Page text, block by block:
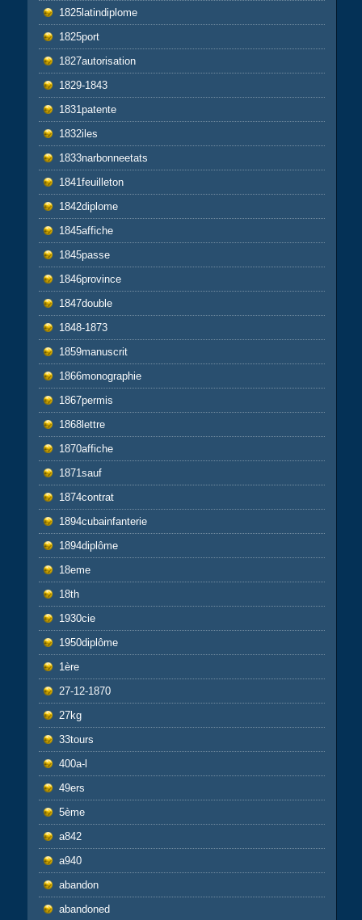
1825latindiplome
1825port
1827autorisation
1829-1843
1831patente
1832iles
1833narbonneetats
1841feuilleton
1842diplome
1845affiche
1845passe
1846province
1847double
1848-1873
1859manuscrit
1866monographie
1867permis
1868lettre
1870affiche
1871sauf
1874contrat
1894cubainfanterie
1894diplôme
18eme
18th
1930cie
1950diplôme
1ère
27-12-1870
27kg
33tours
400a-l
49ers
5ème
a842
a940
abandon
abandoned